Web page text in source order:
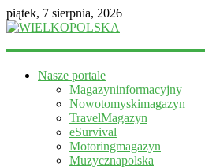
piątek, 7 sierpnia, 2026
WIELKOPOLSKA
informacyjny
Nasze portale
Magazyninformacyjny
Nowotomyskimagazyn
TravelMagazyn
eSurvival
Motoringmagazyn
Muzycznapolska